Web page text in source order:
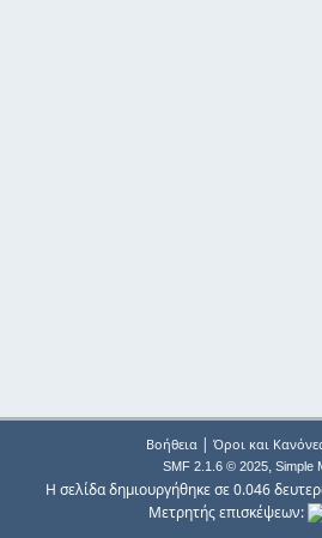
Βοήθεια| Όροι και
SMF 2.1.6 © 2025, Simple
Η σελίδα δημιουργήθηκε σε 0.046
Μετρητής επισκέψεων: